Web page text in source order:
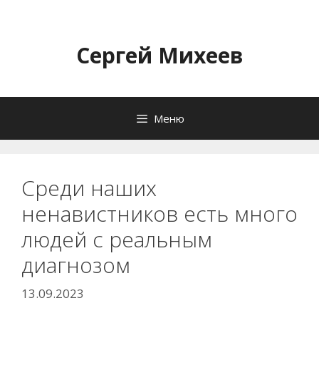
содержимомуСергей Михеев
Меню
Среди наших
ненавистников есть много
людей с реальным
диагнозом
13.09.2023